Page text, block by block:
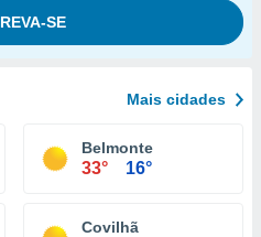
Mais cidades
Belmonte
33° 16°
Covilhã